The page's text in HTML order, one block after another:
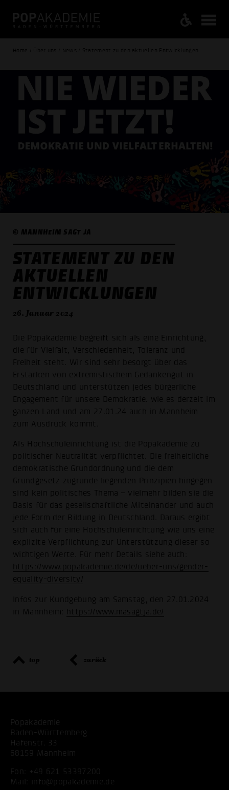
Home / Über uns / News / Statement zu den aktuellen Entwicklungen
© MANNHEIM SAGT JA
STATEMENT ZU DEN
AKTUELLEN
ENTWICKLUNGEN
26. Januar 2024
Die Popakademie begreift sich als eine Einrichtung,
die für Vielfalt, Verschiedenheit, Toleranz und
Freiheit steht. Wir sind sehr besorgt über das
Erstarken von extremistischem Gedankengut in
Deutschland und unterstützen jedes bürgerliche
Engagement für unsere Demokratie, wie es derzeit im
ganzen Land und am 27.01.24 auch in Mannheim
zum Ausdruck kommt.
Als Hochschuleinrichtung ist die Popakademie zu
politischer Neutralität verpflichtet. Die freiheitliche
demokratische Grundordnung und die dem
Grundgesetz zugrunde liegenden Prinzipien hingegen
sind kein politisches Thema – vielmehr bilden sie die
Basis für das gesellschaftliche Miteinander und auch
jede Form der Bildung in Deutschland. Daraus ergibt
sich auch für eine Hochschuleinrichtung wie uns eine
explizite Verpflichtung zur Unterstützung dieser so
wichtigen Werte. Für mehr Details siehe auch:
https://www.popakademie.de/de/ueber-uns/gender-
equality-diversity/
Infos zur Kundgebung am Samstag, den 27.01.2024
in Mannheim:
https://www.masagtja.de/
top zurück
Popakademie
Baden-Württemberg
Hafenstr. 33
68159 Mannheim
Fon:
+49 621 53397200
Mail:
info@popakademie.de